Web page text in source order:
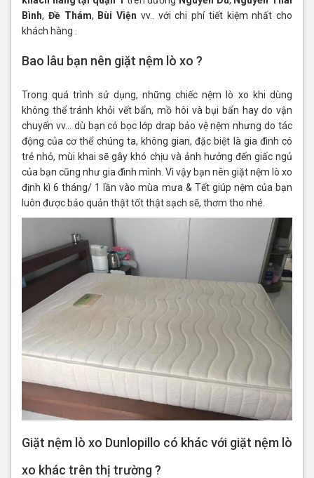
Bình, Đề Thám, Bùi Viện vv.. với chi phí tiết kiệm nhất cho
khách hàng .
Bao lâu bạn nên giặt nệm lò xo ?
Trong quá trình sử dụng, những chiếc nệm lò xo khi dùng
không thể tránh khỏi vết bẩn, mồ hôi và bụi bẩn hay do vận
chuyển vv… dù bạn có bọc lớp drap bảo vệ nệm nhưng do tác
động của cơ thể chúng ta, không gian, đặc biệt là gia đình có
trẻ nhỏ, mùi khai sẽ gây khó chịu và ảnh hưởng đến giấc ngủ
của bạn cũng như gia đình mình. Vì vậy bạn nên giặt nệm lò xo
định kì 6 tháng/ 1 lần vào mùa mưa & Tết giúp nệm của bạn
luôn được bảo quản thật tốt thật sạch sẽ, thơm tho nhé.
Giặt nệm lò xo Dunlopillo có khác với giặt nệm lò
xo khác trên thị trường ?